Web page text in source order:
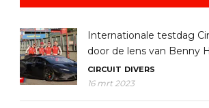
Internationale testdag
door de lens van Benny
CIRCUIT DIVERS
16 mrt 2023